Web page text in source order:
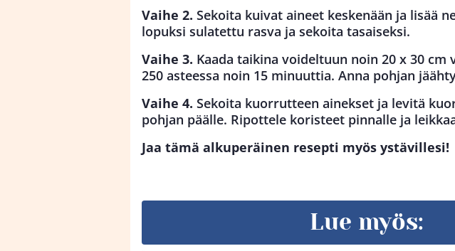
Vaihe 2. Sekoita kuivat aineet keskenään ja lisää
lopuksi sulatettu rasva ja sekoita tasaiseksi.
Vaihe 3. Kaada taikina voideltuun noin 20 x 30 cm
250 asteessa noin 15 minuuttia. Anna pohjan
Vaihe 4. Sekoita kuorrutteen ainekset ja levitä
pohjan päälle. Ripottele koristeet pinnalle ja
Jaa tämä alkuperäinen resepti myös ystävillesi!
Lue myös: